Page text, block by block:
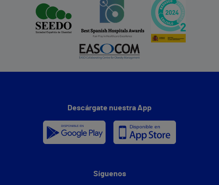
Descárgate nuestra App
Síguenos